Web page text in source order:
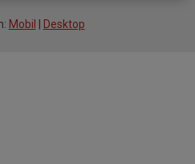
Mobil Desktop